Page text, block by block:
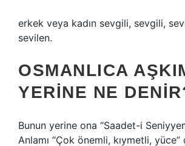
erkek veya kadın sevgili, sevgili,
sevilen.
OSMANLICA
YERINE NE
Bunun yerine ona “Saadet-i
Anlamı “Çok önemli, kıymetli, yüce”